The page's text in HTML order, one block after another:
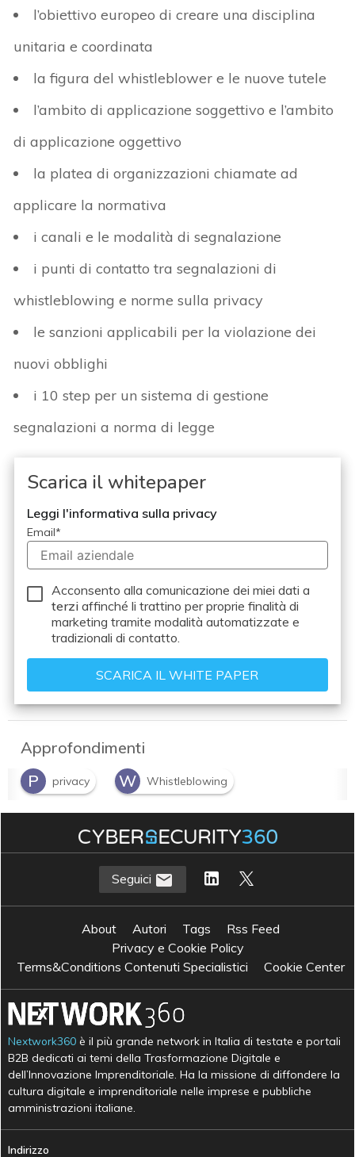
l’obiettivo europeo di creare una disciplina
unitaria e coordinata
la figura del whistleblower e le nuove tutele
l’ambito di applicazione soggettivo e l’ambito
di applicazione oggettivo
la platea di organizzazioni chiamate ad
applicare la normativa
i canali e le modalità di segnalazione
i punti di contatto tra segnalazioni di
whistleblowing e norme sulla privacy
le sanzioni applicabili per la violazione dei
nuovi obblighi
i 10 step per un sistema di gestione
segnalazioni a norma di legge
Scarica il whitepaper
Leggi l'informativa sulla privacy
Email*
Acconsento alla comunicazione dei miei dati a
terzi affinché li trattino per proprie finalità di
marketing tramite modalità automatizzate e
tradizionali di contatto.
Approfondimenti
P
privacy W Whistleblowing
Seguici
About Autori Tags
Rss Feed
Privacy e Cookie Policy
Terms&Conditions Contenuti Specialistici
Cookie Center
Nextwork360 è il più grande network in Italia di testate e portali
B2B dedicati ai temi della Trasformazione Digitale e
dell’Innovazione Imprenditoriale. Ha la missione di diffondere la
cultura digitale e imprenditoriale nelle imprese e pubbliche
amministrazioni italiane.
Indirizzo